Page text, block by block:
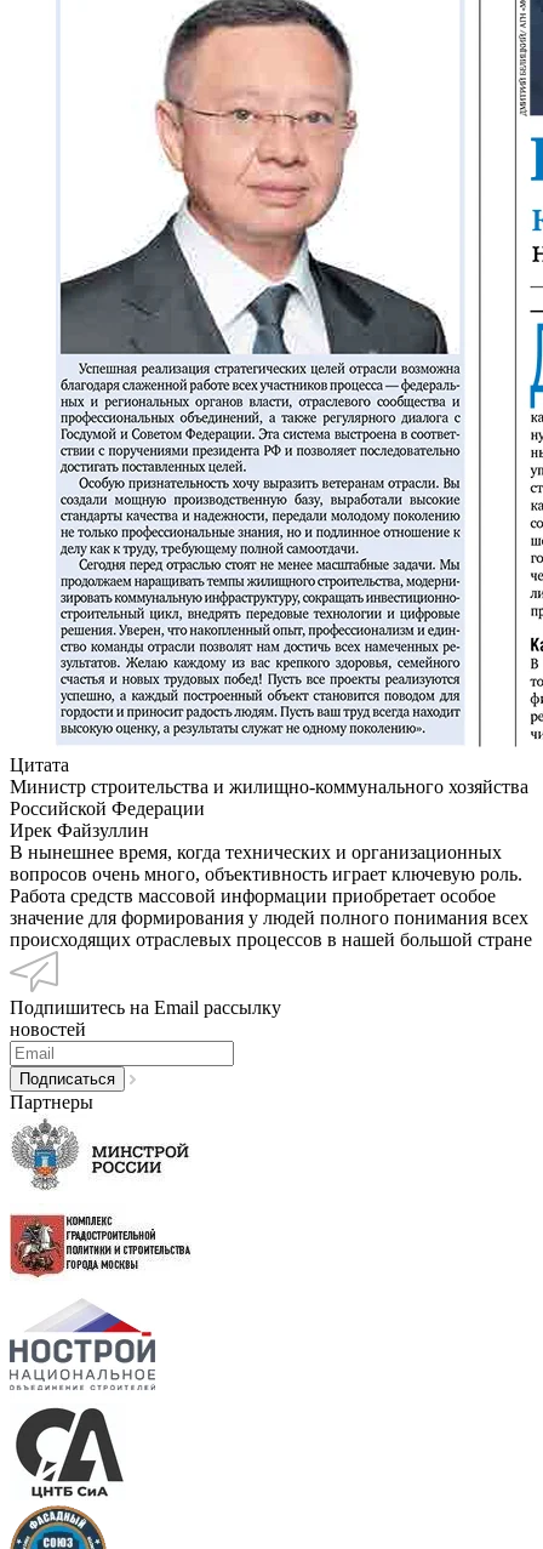
Цитата
Министр строительства и жилищно-коммунального хозяйства
Российской Федерации
Ирек Файзуллин
В нынешнее время, когда технических и организационных
вопросов очень много, объективность играет ключевую роль.
Работа средств массовой информации приобретает особое
значение для формирования у людей полного понимания всех
происходящих отраслевых процессов в нашей большой стране
Подпишитесь на Email рассылку
новостей
Партнеры